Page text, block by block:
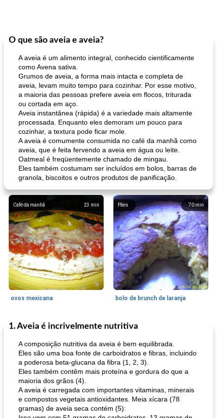
O que são aveia e aveia?
A aveia é um alimento integral, conhecido cientificamente
como Avena sativa.
Grumos de aveia, a forma mais intacta e completa de
aveia, levam muito tempo para cozinhar. Por esse motivo,
a maioria das pessoas prefere aveia em flocos, triturada
ou cortada em aço.
Aveia instantânea (rápida) é a variedade mais altamente
processada. Enquanto eles demoram um pouco para
cozinhar, a textura pode ficar mole.
A aveia é comumente consumida no café da manhã como
aveia, que é feita fervendo a aveia em água ou leite.
Oatmeal é freqüentemente chamado de mingau.
Eles também costumam ser incluídos em bolos, barras de
granola, biscoitos e outros produtos de panificação.
23 min
Café da manhã
ovos mexicana
70 min
Pães
bolo de brunch de laranja
130min
Pães De Fermento Vegetal
1. Aveia é incrivelmente nutritiva
A composição nutritiva da aveia é bem equilibrada.
Eles são uma boa fonte de carboidratos e fibras, incluindo
a poderosa beta-glucana da fibra (1, 2, 3).
Eles também contêm mais proteína e gordura do que a
maioria dos grãos (4).
A aveia é carregada com importantes vitaminas, minerais
e compostos vegetais antioxidantes. Meia xícara (78
gramas) de aveia seca contém (5):